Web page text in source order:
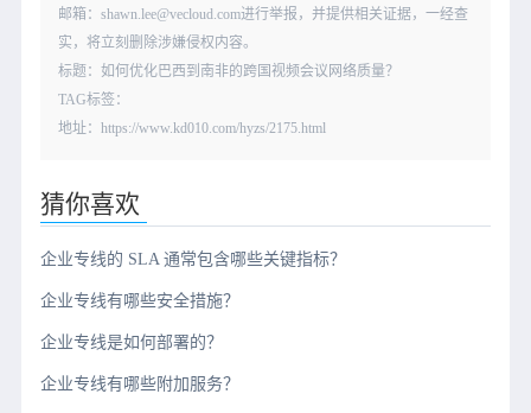
邮箱：shawn.lee@vecloud.com进行举报，并提供相关证据，一经查
实，将立刻删除涉嫌侵权内容。
标题：如何优化巴西到南非的跨国视频会议网络质量？
TAG标签：
地址：https://www.kd010.com/hyzs/2175.html
猜你喜欢
企业专线的 SLA 通常包含哪些关键指标？
企业专线有哪些安全措施？
企业专线是如何部署的？
企业专线有哪些附加服务？